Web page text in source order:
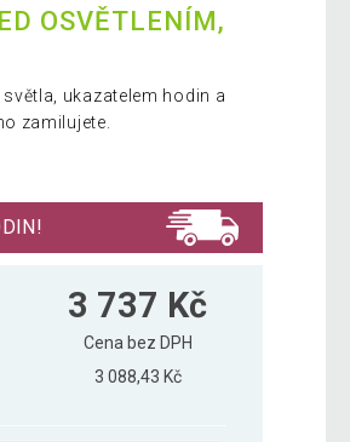
OSVĚTLENÍM,
ukazatelem hodin a
zamilujete.
3 737 Kč
Cena bez DPH
3 088,43 Kč